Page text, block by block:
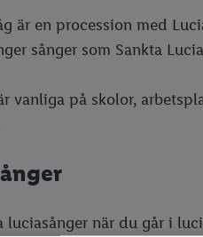
är en procession med
sånger som Sankta
vanliga på skolor,
luciasånger när du går i